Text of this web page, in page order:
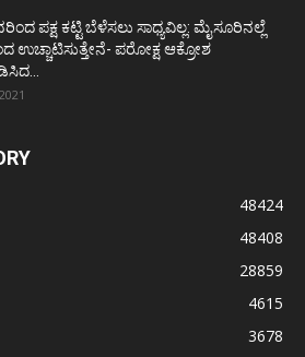
ಪಕ್ಷ ಕಟ್ಟಿ ಬೆಳೆಸಲು ಸಾಧ್ಯವಿಲ್ಲ: ಮೈಸೂರಿನಲ್ಲೆ
ಉಚ್ಚಾಟಿಸುತ್ತೇನೆ- ಪರೋಕ್ಷ ಆಕ್ರೋಶ
48424
48408
28859
4615
3678